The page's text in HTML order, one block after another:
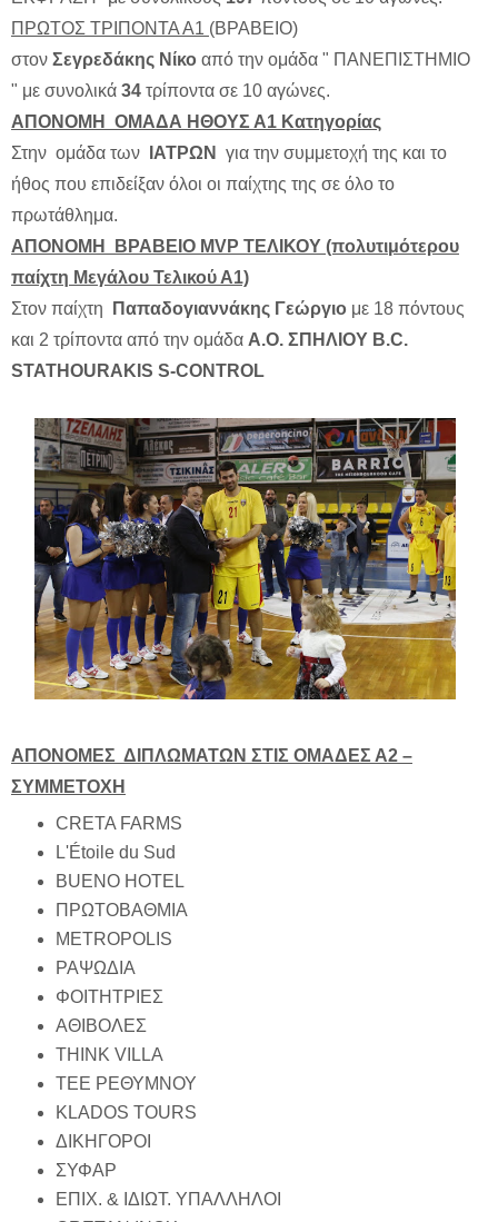
ΠΡΩΤΟΣ ΤΡΙΠΟΝΤΑ Α1 (ΒΡΑΒΕΙΟ)
στον Σεγρεδάκης Νίκο από την ομάδα " ΠΑΝΕΠΙΣΤΗΜΙΟ
" με συνολικά 34 τρίποντα σε 10 αγώνες.
ΑΠΟΝΟΜΗ ΟΜΑΔΑ ΗΘΟΥΣ Α1 Κατηγορίας
Στην ομάδα των
ΙΑΤΡΩΝ
για την συμμετοχή της και το
ήθος που επιδείξαν όλοι οι παίχτης της σε όλο το
πρωτάθλημα.
ΑΠΟΝΟΜΗ ΒΡΑΒΕΙΟ MVP ΤΕΛΙΚΟΥ (πολυτιμότερου
παίχτη Μεγάλου Τελικού Α1)
Στον παίχτη
Παπαδογιαννάκης Γεώργιο με 18 πόντους
και 2 τρίποντα από την ομάδα Α.Ο. ΣΠΗΛΙΟΥ B.C.
STATHOURAKIS S-CONTROL
ΑΠΟΝΟΜΕΣ ΔΙΠΛΩΜΑΤΩΝ ΣΤΙΣ ΟΜΑΔΕΣ Α2 –
ΣΥΜΜΕΤΟΧΗ
CRETA FARMS
L'Étoile du Sud
BUENO HOTEL
ΠΡΩΤΟΒΑΘΜΙΑ
METROPOLIS
ΡΑΨΩΔΙΑ
ΦΟΙΤΗΤΡΙΕΣ
ΑΘΙΒΟΛΕΣ
THINK VILLA
ΤΕΕ ΡΕΘΥΜΝΟΥ
KLADOS TOURS
ΔΙΚΗΓΟΡΟΙ
ΣΥΦΑΡ
ΕΠΙΧ. & ΙΔΙΩΤ. ΥΠΑΛΛΗΛΟΙ